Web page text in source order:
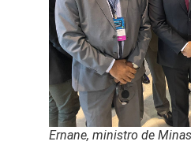
Ernane, ministro de